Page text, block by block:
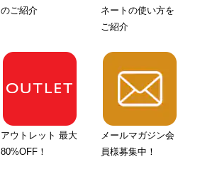
のご紹介
ネートの使い方を
ご紹介
アウトレット 最大
80%OFF！
メールマガジン会
員様募集中！